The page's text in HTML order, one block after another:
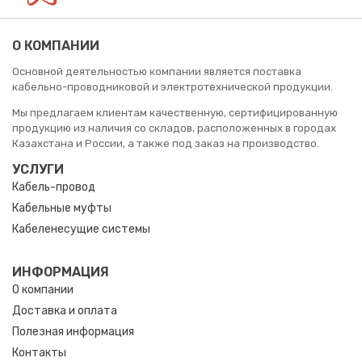
О КОМПАНИИ
Основной деятельностью компании является поставка
кабельно-проводниковой и электротехнической продукции.
Мы предлагаем клиентам качественную, сертифицированную
продукцию из наличия со складов, расположенных в городах
Казахстана и России, а также под заказ на производство.
УСЛУГИ
Кабель-провод
Кабельные муфты
Кабеленесущие системы
ИНФОРМАЦИЯ
О компании
Доставка и оплата
Полезная информация
Контакты